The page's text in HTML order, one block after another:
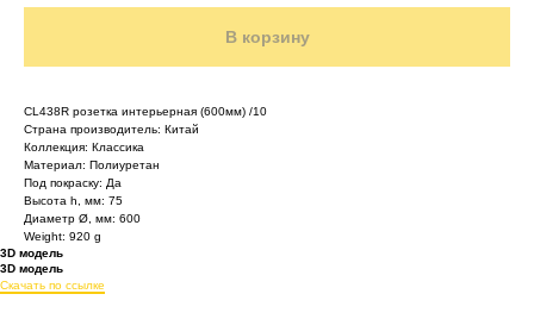
В корзину
CL438R розетка интерьерная (600мм) /10
Страна производитель: Китай
Коллекция: Классика
Материал: Полиуретан
Под покраску: Да
Высота h, мм: 75
Диаметр Ø, мм: 600
Weight: 920 g
3D модель
3D модель
Скачать по ссылке